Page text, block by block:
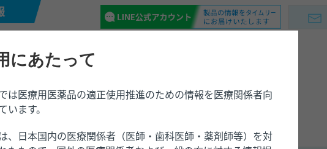
トピックス お知らせ
にあたって
は医療用医薬品の適正使用推進のための情報を医療関係者向
います。
、日本国内の医療関係者（医師・歯科医師・薬剤師等）を対